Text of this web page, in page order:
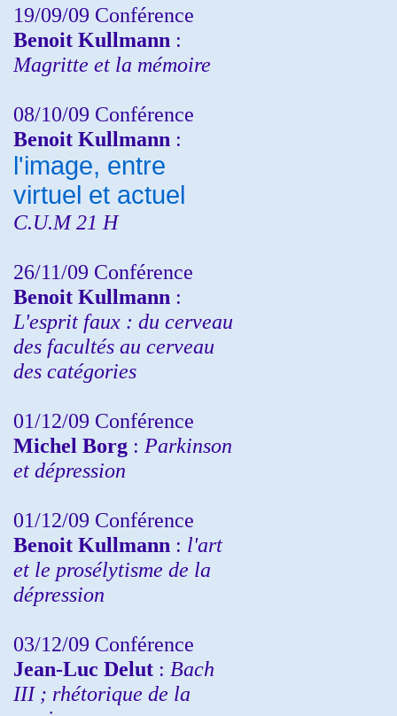
19/09/09 Conférence
Benoit Kullmann :
Magritte et la mémoire
08/10/09 Conférence
Benoit Kullmann :
l'image, entre
virtuel et actuel
C.U.M 21 H
26/11/09 Conférence
Benoit Kullmann :
L'esprit faux : du cerveau
des facultés au cerveau
des catégories
01/12/09 Conférence
Michel Borg : Parkinson
et dépression
01/12/09 Conférence
Benoit Kullmann : l'art
et le prosélytisme de la
dépression
03/12/09 Conférence
Jean-Luc Delut : Bach
III ; rhétorique de la